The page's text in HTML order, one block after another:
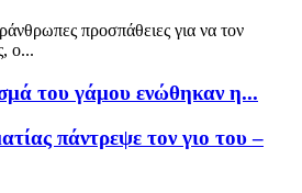
προσπάθειες για να τον
ο...
του γάμου ενώθηκαν η...
πάντρεψε τον γιο του –